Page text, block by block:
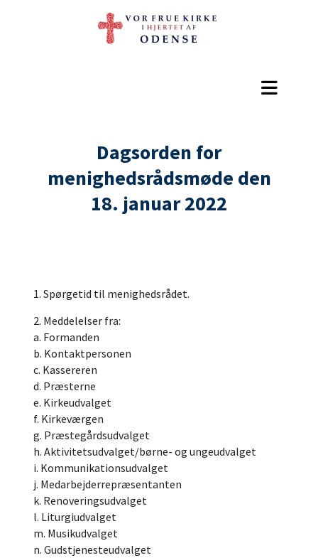
Dagsorden for
menighedsrådsmøde den
18. januar 2022
1. Spørgetid til menighedsrådet.
2. Meddelelser fra:
a. Formanden
b. Kontaktpersonen
c. Kassereren
d. Præsterne
e. Kirkeudvalget
f. Kirkeværgen
g. Præstegårdsudvalget
h. Aktivitetsudvalget/børne- og ungeudvalget
i. Kommunikationsudvalget
j. Medarbejderrepræsentanten
k. Renoveringsudvalget
l. Liturgiudvalget
m. Musikudvalget
n. Gudstjenesteudvalget